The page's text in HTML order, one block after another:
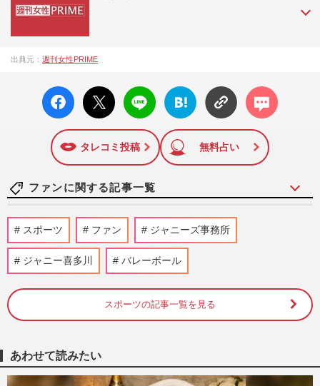
成27年）1月に開設された主婦と生活社が運営する日本のニュ
陣の執筆記事を配信するほか、女性週刊誌『週刊女性』の誌
面に掲載された記事から、インターネット利用者層にとって
特に関心の高い題材の記事を、WEB向けにリライトして配信
しています！
出典元： 週刊女性PRIME
facebo
ok い
X ポス
ト
LINE
はてな
ブック
に追加
コメン
ト
タレコミ投稿 無料占い
ファンに関する記事一覧
Mrs. GREEN APPLE×ミスタードーナツコ
ラボ“限定ボックス”が転売「これ買う人も
すごい」と賛否、懸念され…
週刊女性PRIME
なにわ男子・長尾謙杜、三上悠亜の次は稲
垣莉生との熱愛報道でインスタ“裏アカ”流
『週刊女性』編集部
スポーツ ファン ジャニーズ事務所
ジャニー喜多川 バレーボール
スポーツの記事一覧を見る
あわせて読みたい